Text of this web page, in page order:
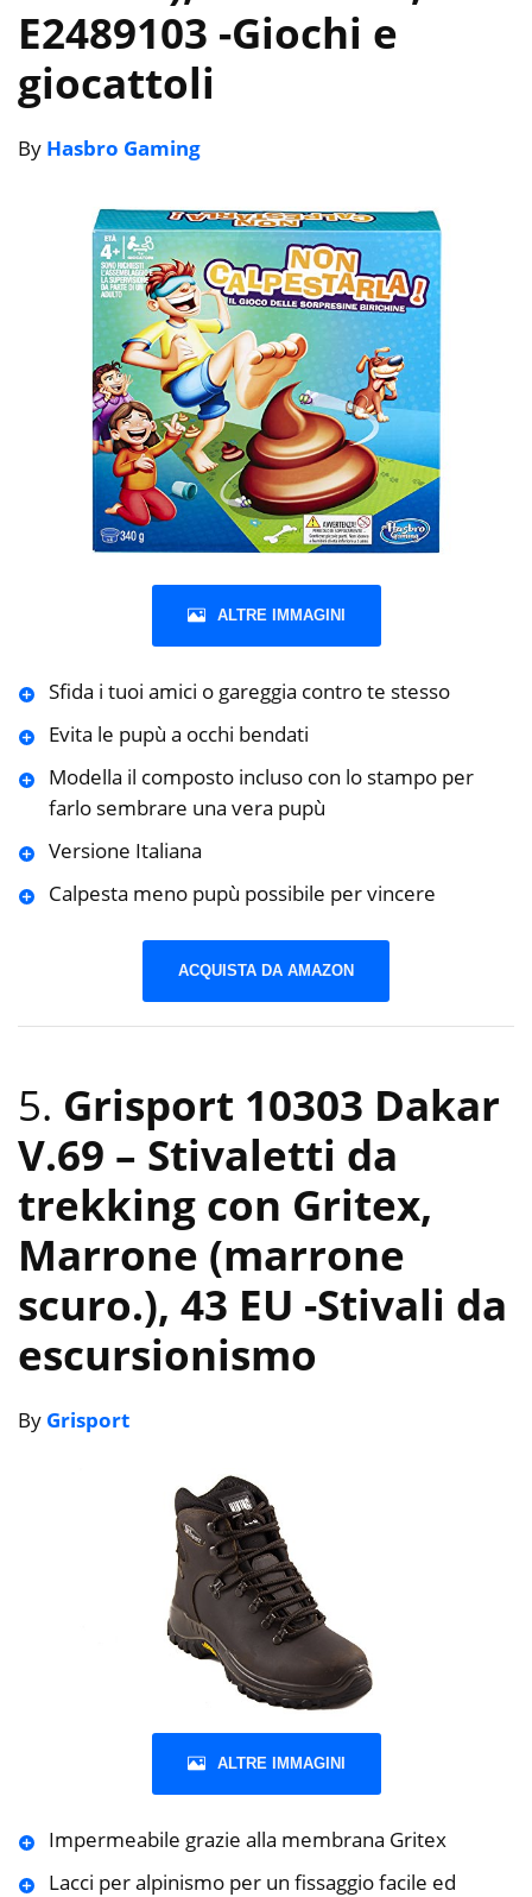
E2489103 -Giochi e
giocattoli
By Hasbro Gaming
ALTRE IMMAGINI
Sfida i tuoi amici o gareggia contro te stesso
Evita le pupù a occhi bendati
Modella il composto incluso con lo stampo per
farlo sembrare una vera pupù
Versione Italiana
Calpesta meno pupù possibile per vincere
ACQUISTA DA AMAZON
5. Grisport 10303 Dakar
V.69 – Stivaletti da
trekking con Gritex,
Marrone (marrone
scuro.), 43 EU -Stivali da
escursionismo
By Grisport
ALTRE IMMAGINI
Impermeabile grazie alla membrana Gritex
Lacci per alpinismo per un fissaggio facile ed